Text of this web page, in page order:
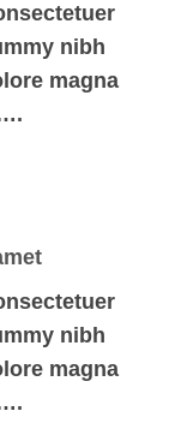
nibh
magna
nibh
magna